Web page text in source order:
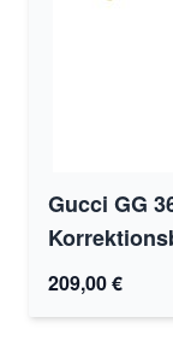
Gucci GG
209,00 €